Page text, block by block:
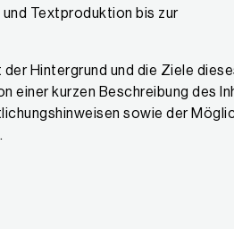
Textproduktion bis zur
Hintergrund und die Ziele
einer kurzen Beschreibung des
sowie der